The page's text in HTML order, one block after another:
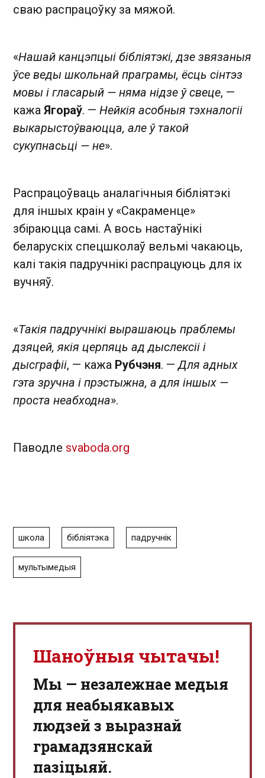
сваю распрацоўку за мяжой.
«Нашай канцэпцыі бібліятэкі, дзе звязаныя
ўсе веды школьнай праграмы, ёсць сінтэз
мовы і гласарый — няма нідзе ў свеце, —
кажа Ягораў. — Нейкія асобныя тэхналогіі
выкарыстоўваюцца, але ў такой
сукупнасьці — не».
Распрацоўваць аналагічныя бібліятэкі
для іншых краін у «Сакраменце»
збіраюцца самі. А вось настаўнікі
беларускіх спецшколаў вельмі чакаюць,
калі такія падручнікі распрацуюць для іх
вучняў.
«Такія падручнікі вырашаюць праблемы
дзяцей, якія церпяць ад дыслексіі і
дысграфіі, — кажа Рубчэня. —Для адных
гэта зручна і прэстыжна, а для іншых —
проста неабходна».
Паводле svaboda.org
школа бібліятэка падручнік
мультымедыя
Шаноўныя чытачы!
Мы — незалежнае медыя
для неабыякавых
людзей з выразнай
грамадзянскай
пазіцыяй.